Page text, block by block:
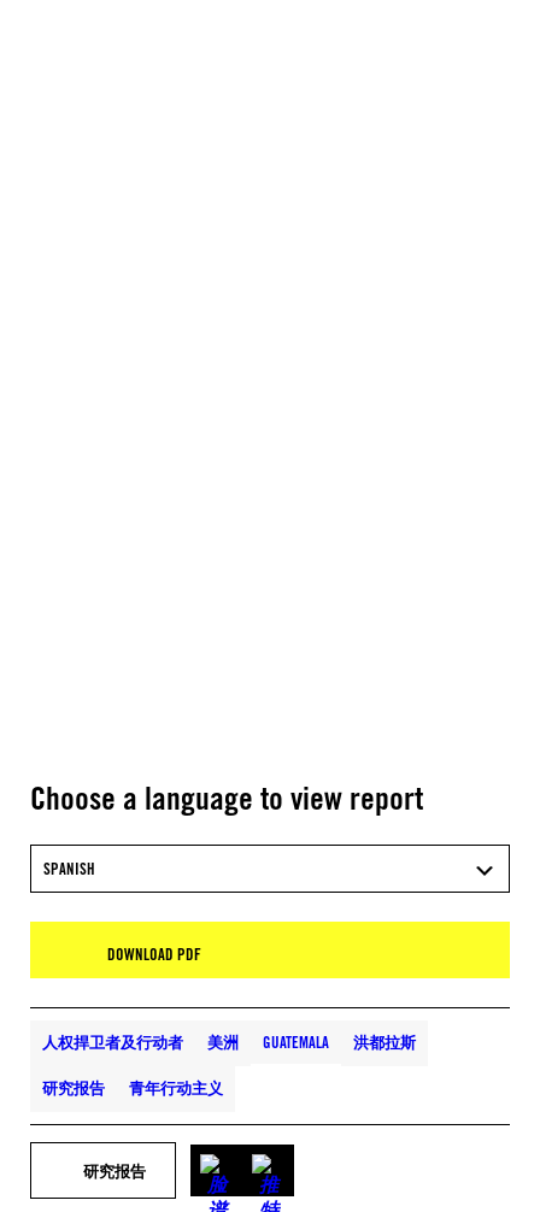
Choose a language to view report
SPANISH
DOWNLOAD PDF
人权捍卫者及行动者 美洲 GUATEMALA 洪都拉斯
研究报告 青年行动主义
研究报告